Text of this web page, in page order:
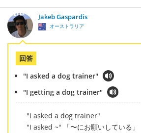
Jakeb Gaspardis
オーストラリア
回答
"I asked a dog trainer"
"I getting a dog trainer"
"I asked a dog trainer"
"I asked ~" 「〜にお願いしている」